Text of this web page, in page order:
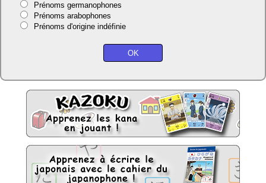
Prénoms germanophones
Prénoms arabophones
Prénoms d'origine indéfinie